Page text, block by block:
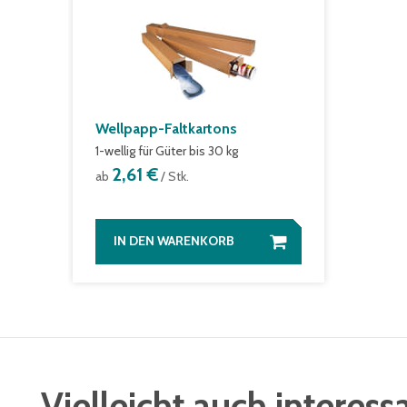
Wellpapp-Faltkartons
1-wellig für Güter bis 30 kg
ab 2,61 €/ Stk.
IN DEN WARENKORB